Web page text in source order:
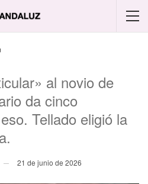
al novio de
da cinco
Tellado eligió la
21 de junio de 2026